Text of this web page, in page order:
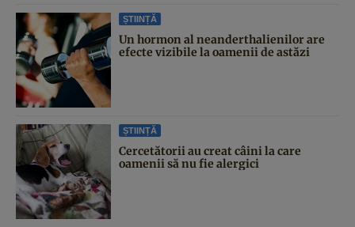
ȘTIINȚĂ
Un hormon al neanderthalienilor are
efecte vizibile la oamenii de astăzi
ȘTIINȚĂ
Cercetătorii au creat câini la care
oamenii să nu fie alergici